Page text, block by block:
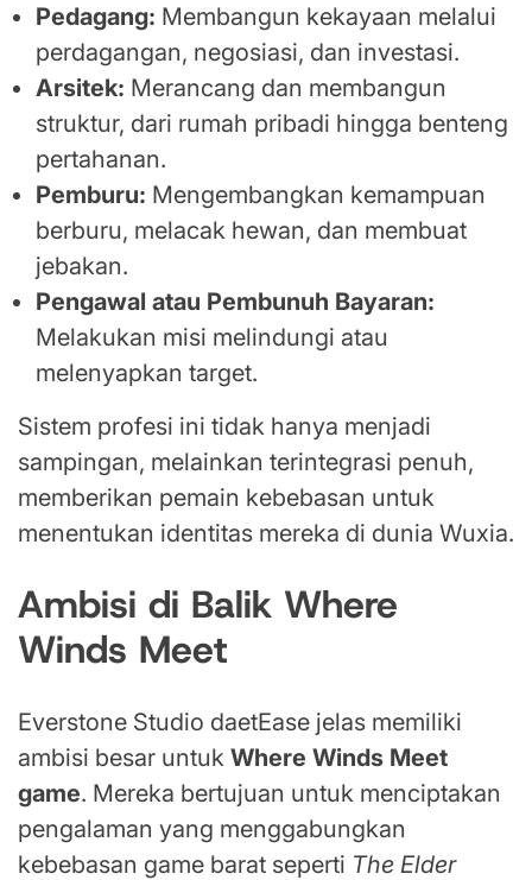
Pedagang: Membangun kekayaan melalui
perdagangan, negosiasi, dan investasi.
Arsitek: Merancang dan membangun
struktur, dari rumah pribadi hingga benteng
pertahanan.
Pemburu: Mengembangkan kemampuan
berburu, melacak hewan, dan membuat
jebakan.
Pengawal atau Pembunuh Bayaran:
Melakukan misi melindungi atau
melenyapkan target.
Sistem profesi ini tidak hanya menjadi
sampingan, melainkan terintegrasi penuh,
memberikan pemain kebebasan untuk
menentukan identitas mereka di dunia Wuxia.
Ambisi di Balik Where
Winds Meet
Everstone Studio daetEase jelas memiliki
ambisi besar untuk Where Winds Meet
game. Mereka bertujuan untuk menciptakan
pengalaman yang menggabungkan
kebebasan game barat seperti The Elder